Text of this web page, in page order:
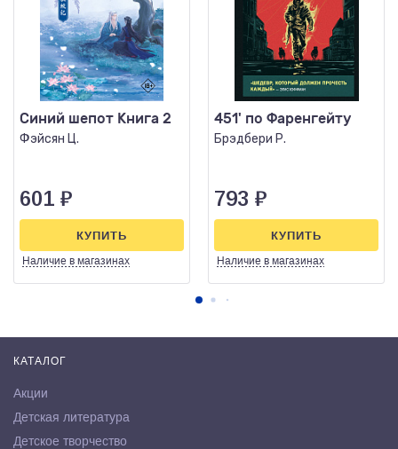
Синий шепот Книга 2
Фэйсян Ц.
601 ₽
Наличие в магазинах
КУПИТЬ
451' по Фаренгейту
Брэдбери Р.
793 ₽
Наличие в магазинах
КУПИТЬ
КАТАЛОГ
Акции
Детская литература
Детское творчество